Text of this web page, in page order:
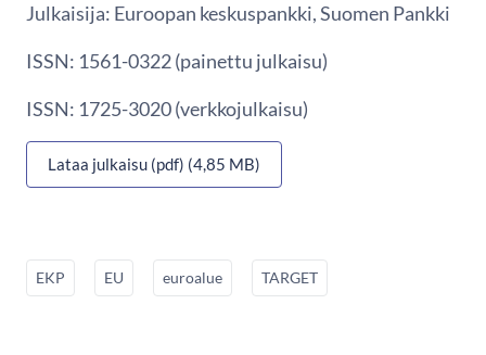
Julkaisija: Euroopan keskuspankki, Suomen Pankki
ISSN: 1561-0322 (painettu julkaisu)
ISSN: 1725-3020 (verkkojulkaisu)
Lataa julkaisu (pdf) (4,85 MB)
EKP EU euroalue TARGET